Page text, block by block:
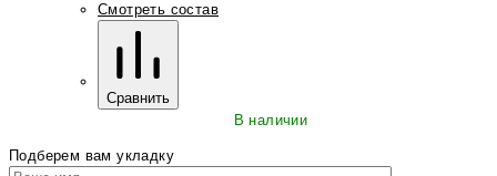
Смотреть состав
Сравнить
В наличии
Подберем вам укладку